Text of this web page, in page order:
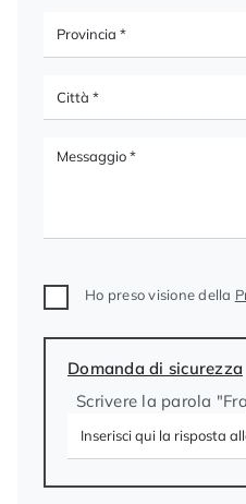
Ho preso visione della
Domanda di sicurezza
Scrivere la parola